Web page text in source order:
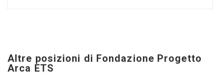
Altre posizioni di Fondazione Progetto
Arca ETS